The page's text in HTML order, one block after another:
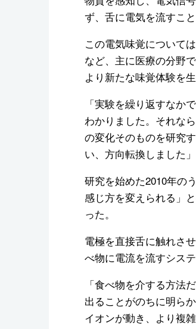
ず、舌に電気を流すこ
この電気味覚について
など、主に医療の分野
より新たな味覚体験を
「実験を繰り返すなか
わかりました。それな
の変化そのものを研究
い、方向転換しました」
研究を始めた2010年の
感じ方を変えられる」
った。
電極を直接舌に触れさ
べ物に電流を流すシス
「食べ物を介する方法
出ることがのちに明ら
イオンが動き、より複